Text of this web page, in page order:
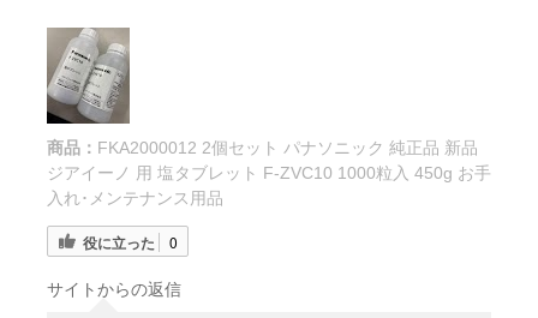
商品： FKA2000012 2個セット パナソニック 純正品 新品
ジアイーノ 用 塩タブレット F-ZVC10 1000粒入 450g お手
入れ･メンテナンス用品
役に立った 0
サイトからの返信